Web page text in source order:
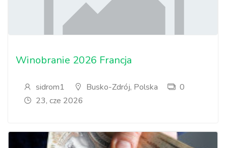
Winobranie 2026 Francja
sidrom1 Busko-Zdrój, Polska
0
23, cze 2026